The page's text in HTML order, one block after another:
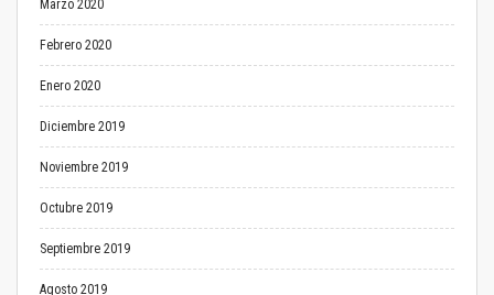
Marzo 2020
Febrero 2020
Enero 2020
Diciembre 2019
Noviembre 2019
Octubre 2019
Septiembre 2019
Agosto 2019